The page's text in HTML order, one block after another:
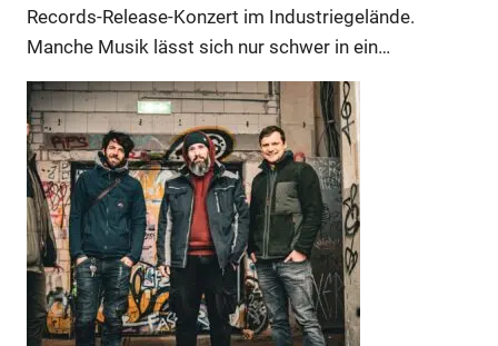
Records-Release-Konzert im Industriegelände.
Manche Musik lässt sich nur schwer in ein…